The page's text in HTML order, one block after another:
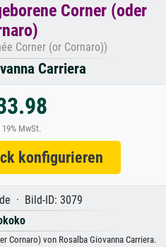
Corner (oder
Corner (or Cornaro))
Carriera
MwSt.
konfigurieren
· Bild-ID: 3079
Cornaro) von Rosalba Giovanna Carriera.